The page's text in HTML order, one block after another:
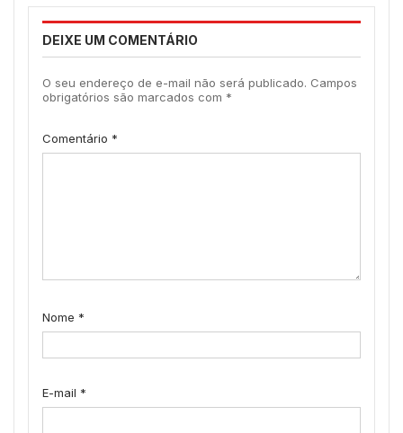
DEIXE UM COMENTÁRIO
O seu endereço de e-mail não será publicado. Campos
obrigatórios são marcados com *
Comentário *
Nome *
E-mail *